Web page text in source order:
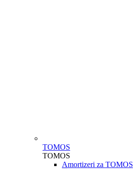
TOMOS
TOMOS
Amortizeri za TOMOS